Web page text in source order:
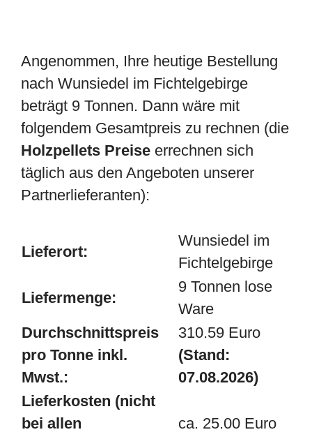
Angenommen, Ihre heutige Bestellung
nach Wunsiedel im Fichtelgebirge
beträgt 9 Tonnen. Dann wäre mit
folgendem Gesamtpreis zu rechnen (die
Holzpellets Preise errechnen sich
täglich aus den Angeboten unserer
Partnerlieferanten):
Lieferort:
Wunsiedel im
Fichtelgebirge
Liefermenge:
9 Tonnen lose
Ware
Durchschnittspreis
pro Tonne inkl.
Mwst.:
310.59 Euro
(Stand:
07.08.2026)
Lieferkosten (nicht
bei allen
ca. 25.00 Euro